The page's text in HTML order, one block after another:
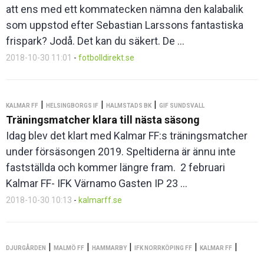
att ens med ett kommatecken nämna den kalabalik
som uppstod efter Sebastian Larssons fantastiska
frispark? Jodå. Det kan du säkert. De ...
2018-10-30 11:01 - fotbolldirekt.se
KALMAR FF | HELSINGBORGS IF | HALMSTADS BK | GIF SUNDSVALL
Träningsmatcher klara till nästa säsong
Idag blev det klart med Kalmar FF:s träningsmatcher
under försäsongen 2019. Speltiderna är ännu inte
fastställda och kommer längre fram. 2 februari
Kalmar FF- IFK Värnamo Gasten IP 23 ...
2018-10-30 10:13 - kalmarff.se
DJURGÅRDEN | MALMÖ FF | HAMMARBY | IFK NORRKÖPING FF | KALMAR FF |